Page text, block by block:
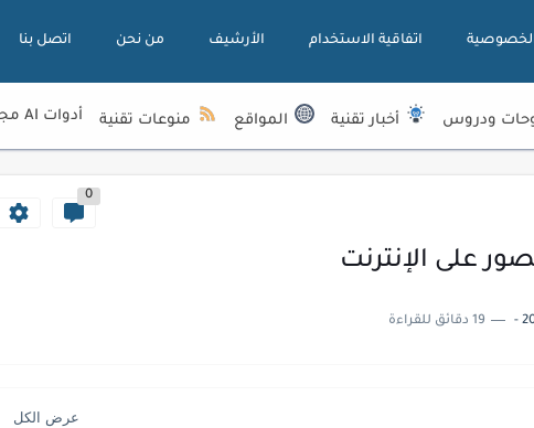
اتفاقية الاستخدام الأرشيف من نحن اتصل بنا
ودروس أخبار تقنية المواقع منوعات تقنية أدوات AI مجانية
0
على الإنترنت
- 19 دقائق للقراءة